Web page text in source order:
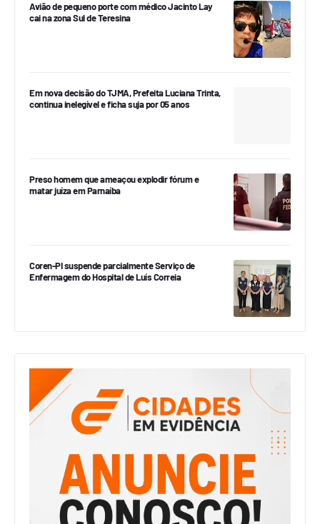
Avião de pequeno porte com médico Jacinto Lay
cai na zona Sul de Teresina
Em nova decisão do TJMA, Prefeita Luciana Trinta,
continua inelegível e ficha suja por 05 anos
Preso homem que ameaçou explodir fórum e
matar juíza em Parnaíba
Coren-PI suspende parcialmente Serviço de
Enfermagem do Hospital de Luís Correia